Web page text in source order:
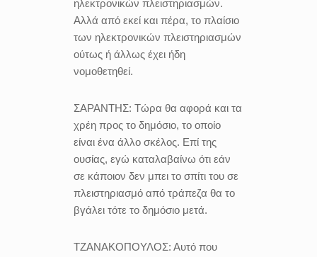
ηλεκτρονικών πλειστηριασμών.
Αλλά από εκεί και πέρα, το πλαίσιο
των ηλεκτρονικών πλειστηριασμών
ούτως ή άλλως έχει ήδη
νομοθετηθεί.
ΣΑΡΑΝΤΗΣ: Τώρα θα αφορά και τα
χρέη προς το δημόσιο, το οποίο
είναι ένα άλλο σκέλος. Επί της
ουσίας, εγώ καταλαβαίνω ότι εάν
σε κάποιον δεν μπει το σπίτι του σε
πλειστηριασμό από τράπεζα θα το
βγάλει τότε το δημόσιο μετά.
ΤΖΑΝΑΚΟΠΟΥΛΟΣ: Αυτό που